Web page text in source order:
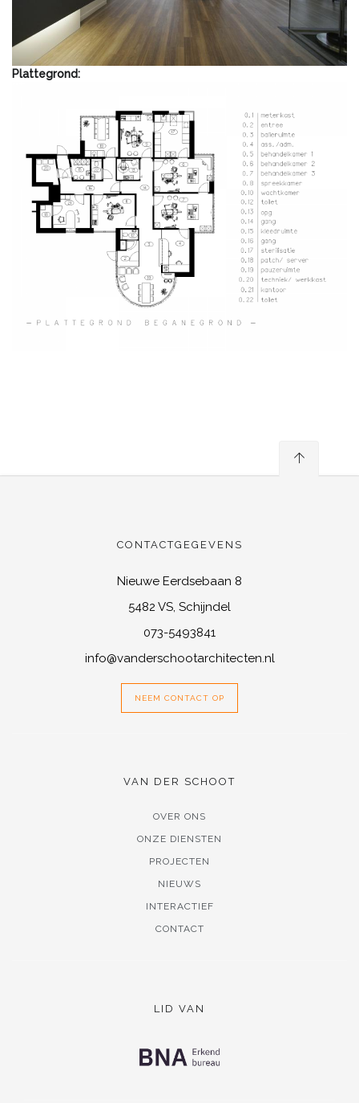
Plattegrond:
CONTACTGEGEVENS
Nieuwe Eerdsebaan 8
5482 VS, Schijndel
073-5493841
info@vanderschootarchitecten.nl
NEEM CONTACT OP
VAN DER SCHOOT
OVER ONS
ONZE DIENSTEN
PROJECTEN
NIEUWS
INTERACTIEF
CONTACT
LID VAN